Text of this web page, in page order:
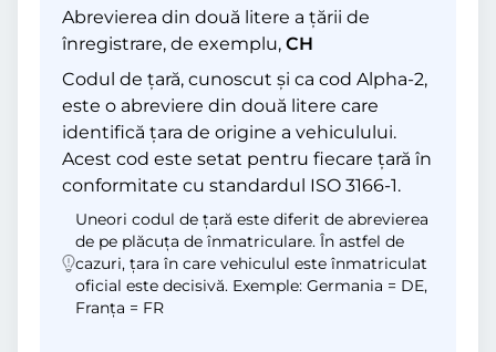
Abrevierea din două litere a țării de
înregistrare, de exemplu, CH
Codul de țară, cunoscut și ca cod Alpha-2,
este o abreviere din două litere care
identifică țara de origine a vehiculului.
Acest cod este setat pentru fiecare țară în
conformitate cu standardul ISO 3166-1.
Uneori codul de țară este diferit de abrevierea
de pe plăcuța de înmatriculare. În astfel de
cazuri, țara în care vehiculul este înmatriculat
oficial este decisivă. Exemple: Germania = DE,
Franța = FR